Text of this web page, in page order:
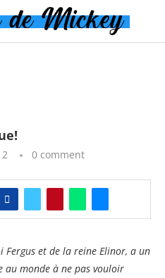
0 comment
Fergus et de la reine Elinor, a un
au monde à ne pas vouloir